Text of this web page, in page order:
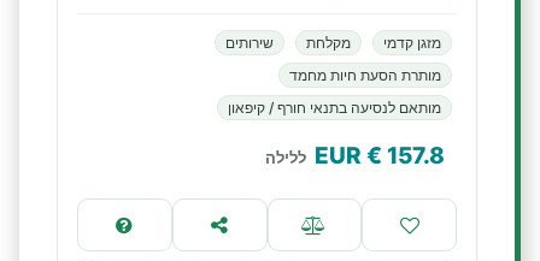
מזגן קדמי מקלחת
שירותים
מותרת הסעת חיות מחמד
מותאם לנסיעה בתנאי חורף / קיפאון
157.8
€ EUR ללילה